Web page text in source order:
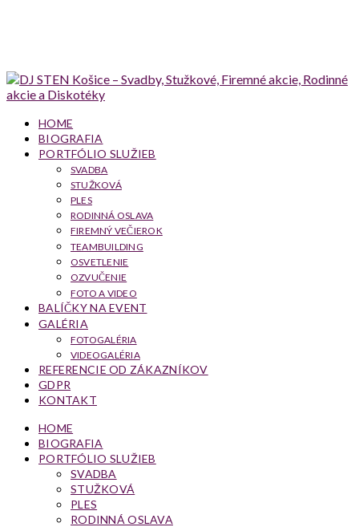
HOME
BIOGRAFIA
PORTFÓLIO SLUŽIEB
SVADBA
STUŽKOVÁ
PLES
RODINNÁ OSLAVA
FIREMNÝ VEČIEROK
TEAMBUILDING
OSVETLENIE
OZVUČENIE
FOTO A VIDEO
BALÍČKY NA EVENT
GALÉRIA
FOTOGALÉRIA
VIDEOGALÉRIA
REFERENCIE OD ZÁKAZNÍKOV
GDPR
KONTAKT
HOME
BIOGRAFIA
PORTFÓLIO SLUŽIEB
SVADBA
STUŽKOVÁ
PLES
RODINNÁ OSLAVA